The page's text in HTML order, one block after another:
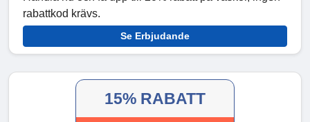
rabattkod krävs.
Se Erbjudande
15% RABATT